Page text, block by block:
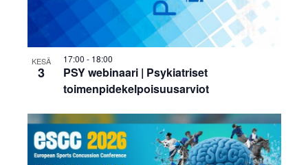
KESÄ
3
PSY webinaari | Psykiatriset
toimenpidekelpoisuusarviot
17:00 - 18:00